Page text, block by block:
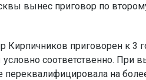
вынес приговор по
приговорен к 3
соответственно. При
переквалифицировала на